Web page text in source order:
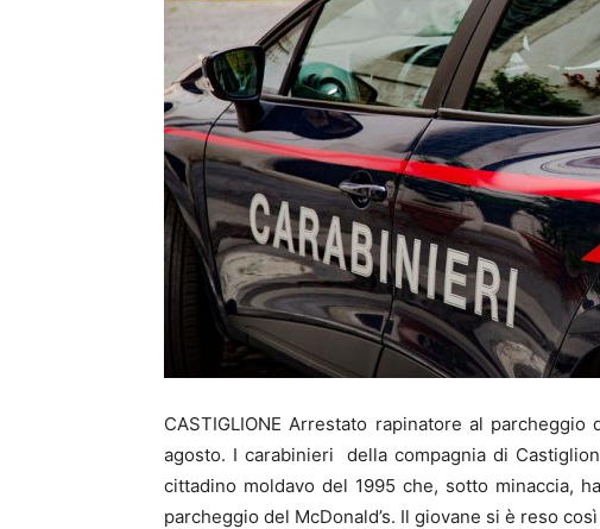
CASTIGLIONE Arrestato rapinatore al
agosto. I carabinieri della compagnia di
cittadino moldavo del 1995 che, sotto minaccia,
parcheggio del McDonald’s. Il giovane si è reso